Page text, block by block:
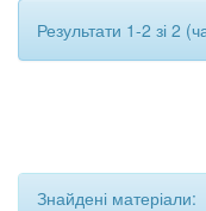
Результати 1-2 зі 2
Знайдені матеріали: